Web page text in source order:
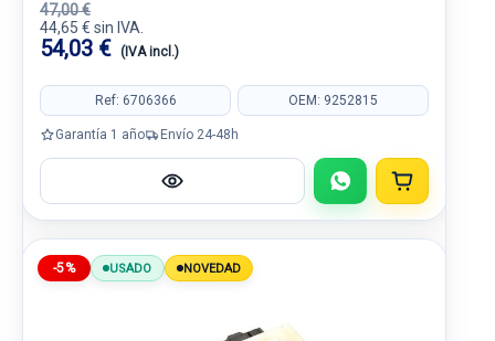
47,00 €
44,65 € sin IVA.
54,03 € (IVA incl.)
Ref: 6706366 OEM: 9252815
Garantía 1 año Envío 24-48h
-5% USADO NOVEDAD